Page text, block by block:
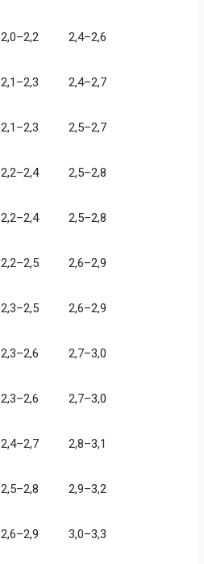
2,0–2,2 2,4–2,6
2,1–2,3 2,4–2,7
2,1–2,3 2,5–2,7
2,2–2,4 2,5–2,8
2,2–2,4 2,5–2,8
2,2–2,5 2,6–2,9
2,3–2,5 2,6–2,9
2,3–2,6 2,7–3,0
2,3–2,6 2,7–3,0
2,4–2,7 2,8–3,1
2,5–2,8 2,9–3,2
2,6–2,9 3,0–3,3